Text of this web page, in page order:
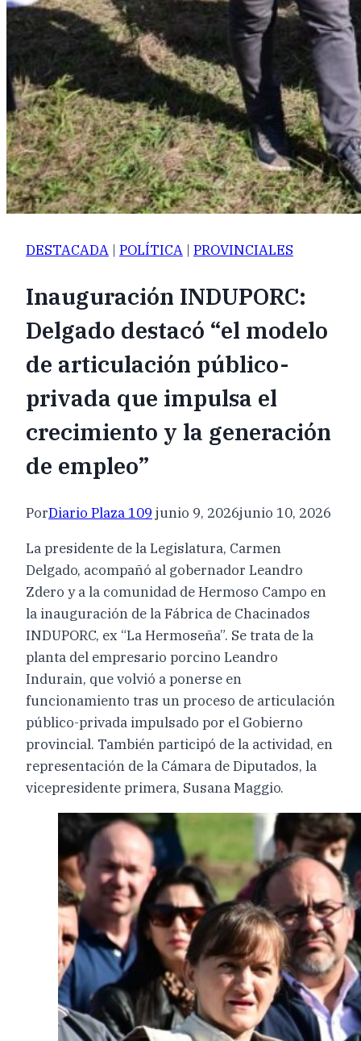
DESTACADA | POLÍTICA | PROVINCIALES
Inauguración INDUPORC:
Delgado destacó “el modelo
de articulación público-
privada que impulsa el
crecimiento y la generación
de empleo”
PorDiario Plaza 109 junio 9, 2026junio 10, 2026
La presidente de la Legislatura, Carmen
Delgado, acompañó al gobernador Leandro
Zdero y a la comunidad de Hermoso Campo en
la inauguración de la Fábrica de Chacinados
INDUPORC, ex “La Hermoseña”. Se trata de la
planta del empresario porcino Leandro
Indurain, que volvió a ponerse en
funcionamiento tras un proceso de articulación
público-privada impulsado por el Gobierno
provincial. También participó de la actividad, en
representación de la Cámara de Diputados, la
vicepresidente primera, Susana Maggio.